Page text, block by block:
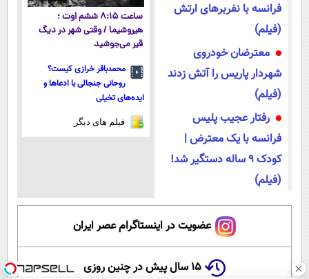
فرانسه با نفربرهای ارتش
(فیلم)
معترضان خودروی
شهردار پاریس را آتش زدند
(فیلم)
رفتار عجیب پلیس
فرانسه با یک معترض |
کودک ۹ ساله دستگیر شد!
(فیلم)
ساعت ۸:۱۵ ششم اوت ؛
هیروشیما / وقتی شهر در دیگ
قیر می‌جوشید
محمدباقر خرازی کیست؟
روحانی جنجالی با ادعاها و
ایده‌های تخیلی
فیلم های دیگر
عضویت در اینستاگرام عصر ایران
۱۵ سال پیش در چنین روزی